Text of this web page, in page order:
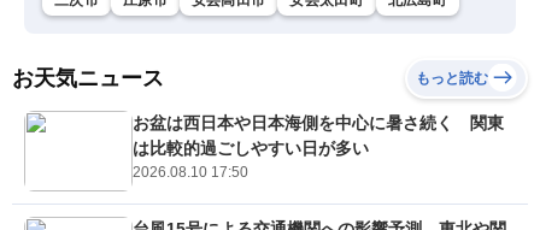
お天気ニュース もっと読む
お盆は西日本や日本海側を中心に暑さ続く 関東
は比較的過ごしやすい日が多い
2026.08.10 17:50